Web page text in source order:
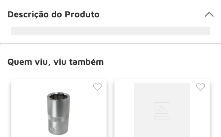
Descrição do Produto
Quem viu, viu também